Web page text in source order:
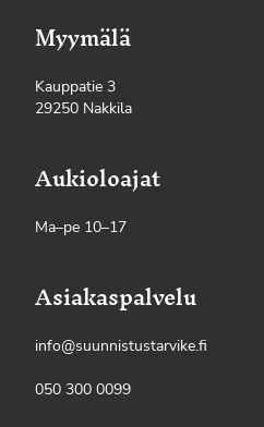
Myymälä
Kauppatie 3
29250 Nakkila
Aukioloajat
Ma–pe 10–17
Asiakaspalvelu
info@suunnistustarvike.fi
050 300 0099